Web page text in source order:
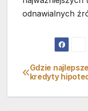
odnawialnych
wpisu
Gdzie najlepsze
kredyty